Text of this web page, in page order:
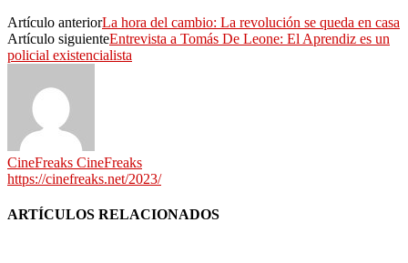
Artículo anteriorLa hora del cambio: La revolución se queda en casa
Artículo siguienteEntrevista a Tomás De Leone: El Aprendiz es un
policial existencialista
CineFreaks CineFreaks
https://cinefreaks.net/2023/
ARTÍCULOS RELACIONADOS